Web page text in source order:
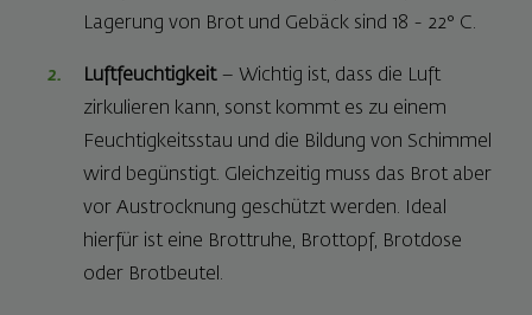
Lagerung von Brot und Gebäck sind 18 - 22° C.
Luftfeuchtigkeit – Wichtig ist, dass die Luft
zirkulieren kann, sonst kommt es zu einem
Feuchtigkeitsstau und die Bildung von Schimmel
wird begünstigt. Gleichzeitig muss das Brot aber
vor Austrocknung geschützt werden. Ideal
hierfür ist eine Brottruhe, Brottopf, Brotdose
oder Brotbeutel.